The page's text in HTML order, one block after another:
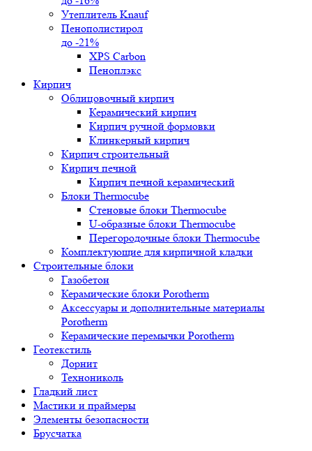
Утеплитель Knauf
Пенополистирол
до -21%
XPS Carbon
Пеноплэкс
Кирпич
Облицовочный кирпич
Керамический кирпич
Кирпич ручной формовки
Клинкерный кирпич
Кирпич строительный
Кирпич печной
Кирпич печной керамический
Блоки Thermocube
Стеновые блоки Thermocube
U-образные блоки Thermocube
Перегородочные блоки Thermocube
Комплектующие для кирпичной кладки
Строительные блоки
Газобетон
Керамические блоки Porotherm
Аксессуары и дополнительные материалы
Porotherm
Керамические перемычки Porotherm
Геотекстиль
Дорнит
Технониколь
Гладкий лист
Мастики и праймеры
Элементы безопасности
Брусчатка